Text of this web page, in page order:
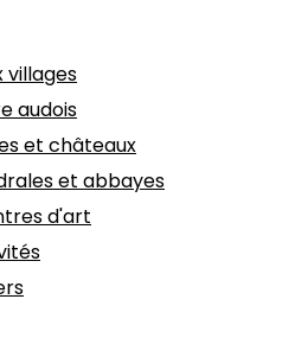
villages
audois
et châteaux
et abbayes
d'art